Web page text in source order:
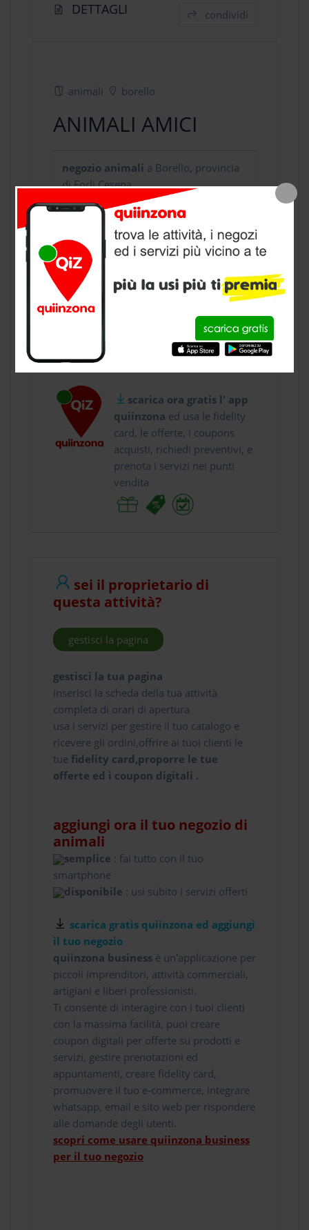
DETTAGLI condividi
animali borello
ANIMALI AMICI
negozio animali a Borello, provincia
di Forli Cesena
CONTATTI
usa gratis quiinzona e :
Via Borello 300...
scarica ora gratis l' app
quiinzona ed usa le fidelity
card, le offerte, i coupons
acquisti, richiedi preventivi, e
prenota i servizi nei punti
vendita
sei il proprietario di
questa attività?
gestisci la pagina
gestisci la tua pagina
inserisci la scheda della tua attività
completa di orari di apertura
usa i servizi per gestire il tuo catalogo e
ricevere gli ordini,offrire ai tuoi clienti le
tue fidelity card,proporre le tue
offerte ed i coupon digitali .
aggiungi ora il tuo negozio di
animali
semplice : fai tutto con il tuo
smartphone
disponibile : usi subito i servizi offerti
scarica gratis quiinzona ed aggiungi
il tuo negozio
quiinzona business è un'applicazione per
piccoli imprenditori, attività commerciali,
artigiani e liberi professionisti.
Ti consente di interagire con i tuoi clienti
con la massima facilità, puoi creare
coupon digitali per offerte su prodotti e
servizi, gestire prenotazioni ed
appuntamenti, creare fidelity card,
promuovere il tuo e-commerce, integrare
whatsapp, email e sito web per rispondere
alle domande degli utenti.
scopri come usare quiinzona business
per il tuo negozio